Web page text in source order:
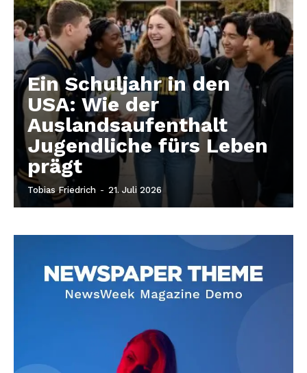
Ein Schuljahr in den
USA: Wie der
Auslandsaufenthalt
Jugendliche fürs Leben
prägt
Tobias Friedrich - 21. Juli 2026